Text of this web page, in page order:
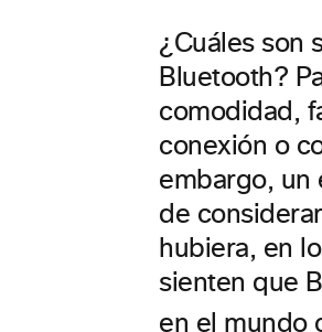
¿Cuáles son
Bluetooth?
comodidad,
conexión o
embargo, un
de
hubiera, en
sienten que
en el mundo